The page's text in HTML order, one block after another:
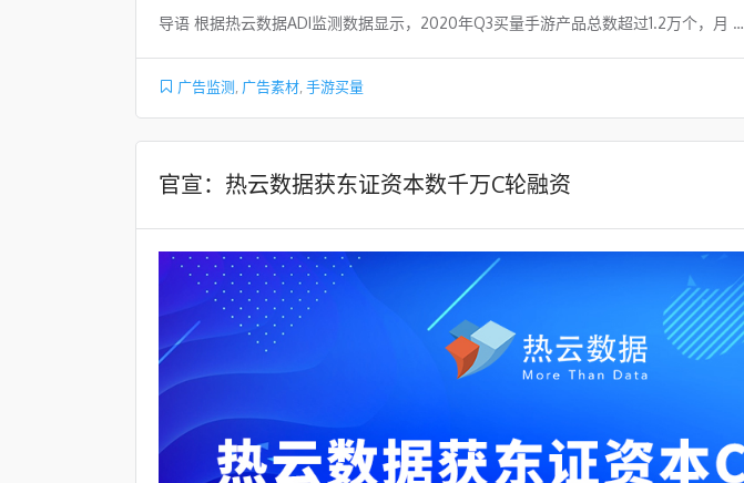
导语 根据热云数据ADI监测数据显示，2020年Q3买量手游产品总数超过1.2万个，月 …
广告监测 广告素材 手游买量
官宣：热云数据获东证资本数千万C轮融资